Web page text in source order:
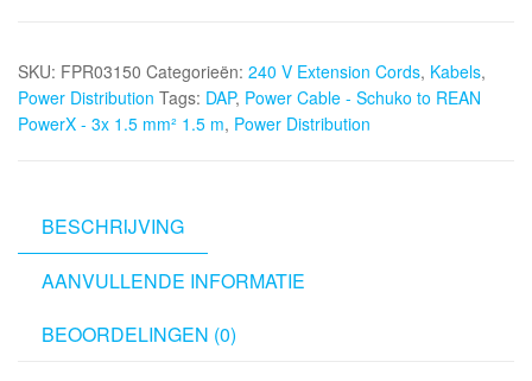
Schuko
to
REAN
1.5
mm²
SKU: FPR03150 Categorieën: 240 V Extension Cords, Kabels,
Power Distribution Tags: DAP, Power Cable - Schuko to REAN
PowerX - 3x 1.5 mm² 1.5 m, Power Distribution
BESCHRIJVING
AANVULLENDE INFORMATIE
BEOORDELINGEN (0)